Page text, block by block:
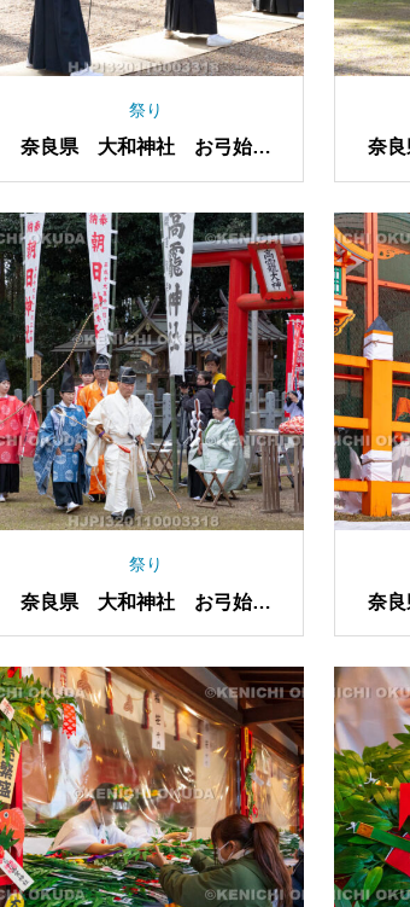
祭り
奈良県 大和神社 お弓始め
祭
奈
祭り
奈良県 大和神社 お弓始め
祭
奈